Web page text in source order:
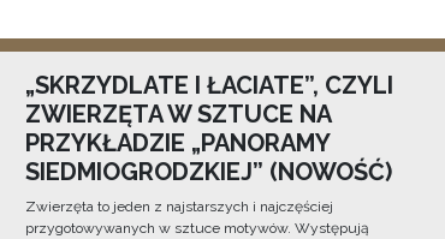
„SKRZYDLATE I ŁACIATE”, CZYLI
ZWIERZĘTA W SZTUCE NA
PRZYKŁADZIE „PANORAMY
SIEDMIOGRODZKIEJ” (NOWOŚĆ)
Zwierzęta to jeden z najstarszych i najczęściej
przygotowywanych w sztuce motywów. Występują